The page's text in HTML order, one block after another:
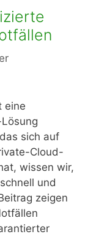
eine
sich auf
Cloud-
wissen wir,
und
zeigen